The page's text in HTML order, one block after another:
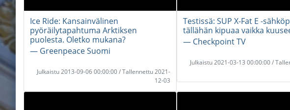
Ice Ride: Kansainvälinen
pyöräilytapahtuma Arktiksen
puolesta. Oletko mukana?
― Greenpeace Suomi
Julkaistu 2013-09-06 00:00:00 / Tallennettu 2021-
12-03
Testissä: SUP X-Fat E -
tällähän kipuaa vaikka
― Checkpoint TV
Julkaistu 2021-03-13 00:00:00 /